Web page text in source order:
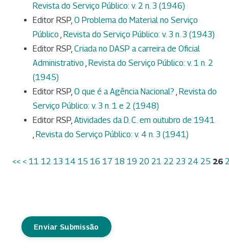
Revista do Serviço Público: v. 2 n. 3 (1946)
Editor RSP, O Problema do Material no Serviço
Público Revista do Serviço Público: v. 3 n. 3 (1943)
Editor RSP, Criada no DASP a carreira de Oficial
Administrativo Revista do Serviço Público: v. 1 n. 2
(1945)
Editor RSP, O que é a Agência Nacional? Revista do
Serviço Público: v. 3 n. 1 e 2 (1948)
Editor RSP, Atividades da D. C. em outubro de 1941
Revista do Serviço Público: v. 4 n. 3 (1941)
<< < 11 12 13 14 15 16 17 18 19 20 21 22 23 24 25 26
Enviar Submissão